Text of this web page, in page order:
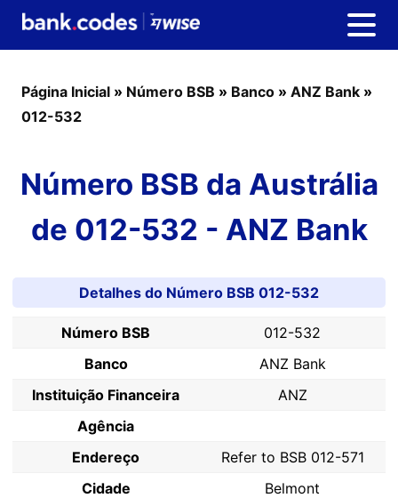
Página Inicial » Número BSB » Banco » ANZ Bank »
012-532
Número BSB da Austrália
de 012-532 - ANZ Bank
Detalhes do Número BSB 012-532
Número BSB
012-532
Banco
ANZ Bank
Instituição Financeira
ANZ
Agência
Endereço
Refer to BSB 012-571
Cidade
Belmont